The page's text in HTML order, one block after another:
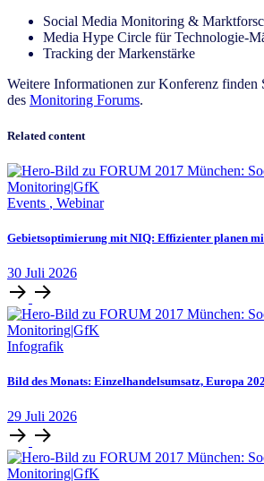
Social Media Monitoring &
Media Hype Circle für Technologie-
Tracking der Markenstärke
Weitere Informationen zur Konferenz finden
des Monitoring Forums.
Related content
Events , Webinar
Gebietsoptimierung mit NIQ: Effizienter planen
30 Juli 2026
Infografik
Bild des Monats: Einzelhandelsumsatz, Europa
29 Juli 2026